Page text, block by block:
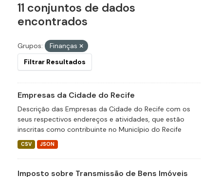
11 conjuntos de dados
encontrados
Grupos:
Finanças
Filtrar Resultados
Empresas da Cidade do Recife
Descrição das Empresas da Cidade do Recife com os
seus respectivos endereços e atividades, que estão
inscritas como contribuinte no Município do Recife
CSV JSON
Imposto sobre Transmissão de Bens Imóveis